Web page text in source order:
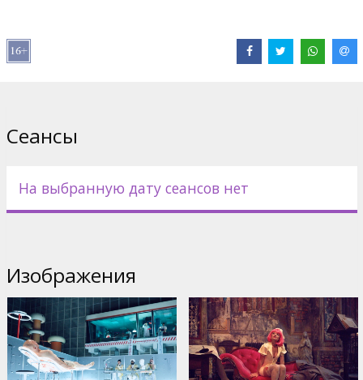
всевидящих устройств, юный хакер, циничный босс,
виртуальный психоаналитик и сексапильная блондинка - и
Однажды судьба дарит герою шанс отыскать все ответы на
свои оригинальные вопросы. Но что же в итоге он выберет—
существование в серой будке или яркую, испепеляющую
любовь…
Дистрибьютор: Festivāls "Baltijas pērle"
Pежиссер : Terry Gilliam
В ролях: Christoph Waltz,Mélanie Thierry,David Thewlis ,Lucas
Hedges,Matt Damon,Ben Whishaw,Tilda Swinton
Сайты:
Балтийская жемчужина,IMDB,Facebook,
Сеансы
На выбранную дату сеансов нет
Изображения